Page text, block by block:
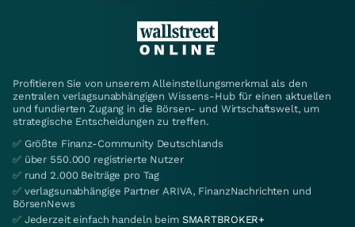
Profitieren Sie von unserem Alleinstellungsmerkmal als den
zentralen verlagsunabhängigen Wissens-Hub für einen aktuellen
und fundierten Zugang in die Börsen- und Wirtschaftswelt, um
strategische Entscheidungen zu treffen.
✅ Größte Finanz-Community Deutschlands
✅ über 550.000 registrierte Nutzer
✅ rund 2.000 Beiträge pro Tag
✅ verlagsunabhängige Partner ARIVA, FinanzNachrichten und
BörsenNews
✅ Jederzeit einfach handeln beim SMARTBROKER+